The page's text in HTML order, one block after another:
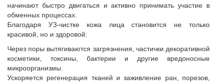
начинают быстро двигаться и активно принимать участие в
обменных процессах.
Благодаря УЗ-чистке кожа лица становится не только
красивой, но и здоровой:
Через поры вытягиваются загрязнения, частички декоративной
косметики, токсины, бактерии и другие вредоносные
микроорганизмы.
Ускоряется регенерация тканей и заживление ран, порезов,